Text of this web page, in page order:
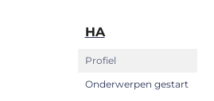
HA
Profiel
Onderwerpen gestart